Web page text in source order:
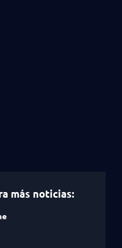
más noticias: